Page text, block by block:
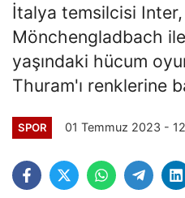
İtalya temsilcisi
Mönchengladbach ile
yaşındaki hücum
Thuram'ı renklerine
SPOR 01 Temmuz 2023 -